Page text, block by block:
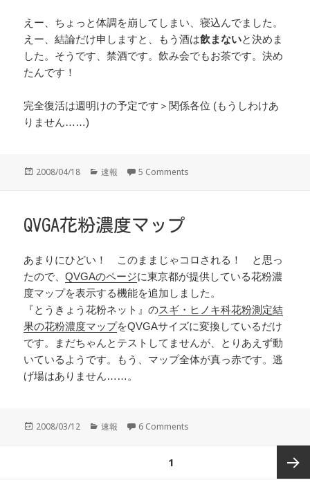
えー、ちょっと体調を崩してしまい、寝込んでました。
えー、結論だけ申しますと、もう酒は飲まないと決めま
した。そうです、禁酒です。飲み会でもお茶です。決め
たんです！
完全復活は週明けの予定です＞関係各位 (もうしわけあ
りません……)
投
2008/04/18
カ
ー
速報 5 Comments
QVGA花粉濃度マップ
あまりにひどい！ このままじゃコロされる！ と思っ
たので、QVGAのページに東京都が提供している花粉濃
度マップを表示する機能を追加しました。
『とうきょう花粉ネット』のスギ・ヒノキ科花粉測定結
果の花粉濃度マップをQVGAサイズに変換しているだけ
です。まだちゃんとテストしてませんが、とりあえず動
いているようです。もう、マップ全体が真っ赤です。逃
げ場はありません……。
投
2008/03/12
カ
速報 6 Comments
1